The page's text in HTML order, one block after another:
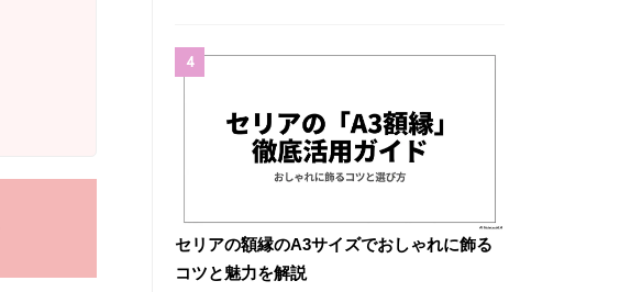
4
セリアの額縁のA3サイズでおしゃれに飾る
コツと魅力を解説